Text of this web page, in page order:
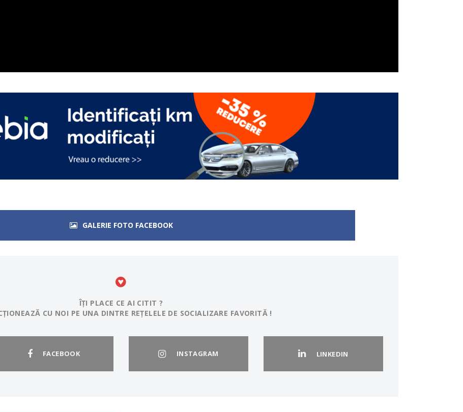
GALERIE FOTO FACEBOOK
ÎȚI PLACE CE AI CITIT ?
CU NOI PE UNA DINTRE REȚELELE DE SOCIALIZARE FAVORITĂ !
FACEBOOK INSTAGRAM LINKEDIN